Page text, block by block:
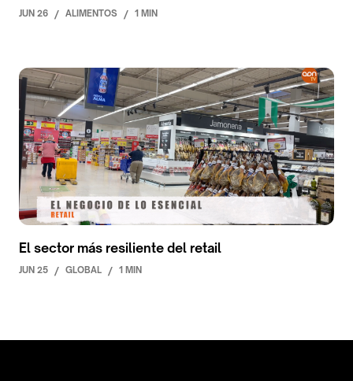
JUN 26 / ALIMENTOS / 1 MIN
El sector más resiliente del retail
JUN 25 / GLOBAL / 1 MIN